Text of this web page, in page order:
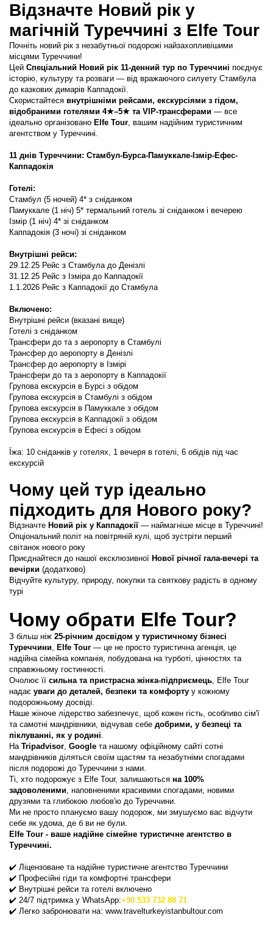
Відзначте Новий рік у
магічній Туреччині з Elfe Tour
Почніть новий рік з незабутньої подорожі найзахопливішими
місцями Туреччини!
Цей Спеціальний Новий рік 11-денний тур по Туреччині поєднує
історію, культуру та розваги — від вражаючого силуету Стамбула
до казкових димарів Каппадокії.
Скористайтеся внутрішніми рейсами, екскурсіями з гідом,
відобраними готелями 4★–5★ та VIP-трансферами — все
ідеально організовано Elfe Tour, вашим надійним туристичним
агентством у Туреччині.
11 днів Туреччини: Стамбул-Бурса-Памуккале-Ізмір-Ефес-
Каппадокія
Готелі:
Стамбул (5 ночей) 4* з сніданком
Памуккале (1 ніч) 5* термальний готель зі сніданком і вечерею
Ізмір (1 ніч) 4* зі сніданком
Каппадокія (3 ночі) зі сніданком
Внутрішні рейси:
29.12.25 Рейс з Стамбула до Денізлі
31.12.25 Рейс з Ізміра до Каппадокії
1.1.2026 Рейс з Каппадокії до Стамбула
Включено:
Внутрішні рейси (вказані вище)
Готелі з сніданком
Трансфери до та з аеропорту в Стамбулі
Трансфер до аеропорту в Денізлі
Трансфер до аеропорту в Ізмірі
Трансфери до та з аеропорту в Каппадокії
Групова екскурсія в Бурсі з обідом
Групова екскурсія в Стамбулі з обідом
Групова екскурсія в Памуккале з обідом
Групова екскурсія в Каппадокії з обідом
Групова екскурсія в Ефесі з обідом
Їжа: 10 сніданків у готелях, 1 вечеря в готелі, 6 обідів під час
екскурсій
Чому цей тур ідеально
підходить для Нового року?
Відзначте Новий рік у Каппадокії — наймагніше місце в Туреччині!
Опціональний політ на повітряній кулі, щоб зустріти перший
світанок нового року
Приєднайтеся до нашої ексклюзивної Нової річної гала-вечері та
вечірки (додатково)
Відчуйте культуру, природу, покупки та святкову радість в одному
турі
Чому обрати Elfe Tour?
З більш ніж 25-річним досвідом у туристичному бізнесі
Туреччини, Elfe Tour — це не просто туристична агенція, це
надійна сімейна компанія, побудована на турботі, цінностях та
справжньому гостинності.
Очолює її сильна та пристрасна жінка-підприємець, Elfe Tour
надає уваги до деталей, безпеки та комфорту у кожному
подорожньому досвіді.
Наше жіноче лідерство забезпечує, щоб кожен гість, особливо сім'ї
та самотні мандрівники, відчував себе добрими, у безпеці та
піклуванні, як у родині.
На Tripadvisor, Google та нашому офіційному сайті сотні
мандрівників діляться своїм щастям та незабутніми спогадами
після подорожі до Туреччини з нами.
Ті, хто подорожує з Elfe Tour, залишаються на 100%
задоволеними, наповненими красивими спогадами, новими
друзями та глибокою любов'ю до Туреччини.
Ми не просто плануємо вашу подорож, ми змушуємо вас відчути
себе як удома, де б ви не були.
Elfe Tour - ваше надійне сімейне туристичне агентство в
Туреччині.
✔️ Ліцензоване та надійне туристичне агентство Туреччини
✔️ Професійні гіди та комфортні трансфери
✔️ Внутрішні рейси та готелі включено
✔️ 24/7 підтримка у WhatsApp:+90 533 732 88 71
✔️ Легко забронювати на: www.travelturkeyistanbultour.com